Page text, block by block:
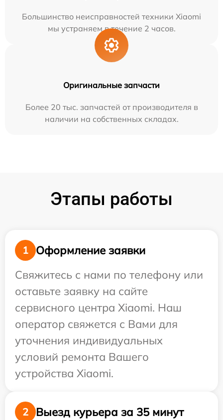
Большинство неисправностей техники Xiaomi
мы устраняем в течение 2 часов.
Оригинальные запчасти
Более 20 тыс. запчастей от производителя в
наличии на собственных складах.
Этапы работы
1
Оформление заявки
Свяжитесь с нами по телефону или
оставьте заявку на сайте
сервисного центра Xiaomi. Наш
оператор свяжется с Вами для
уточнения индивидуальных
условий ремонта Вашего
устройства Xiaomi.
2
Выезд курьера за 35 минут